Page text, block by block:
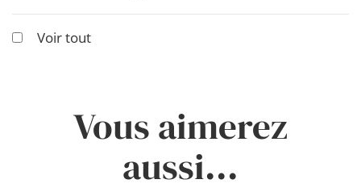
Voir tout
Vous aimerez
aussi...